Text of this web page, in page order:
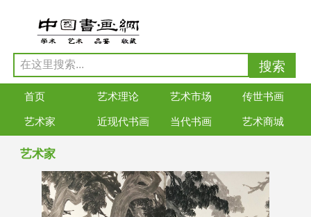
首页 艺术理论 艺术市场 传世书画
艺术家 近现代书画 当代书画 艺术商城
艺术家